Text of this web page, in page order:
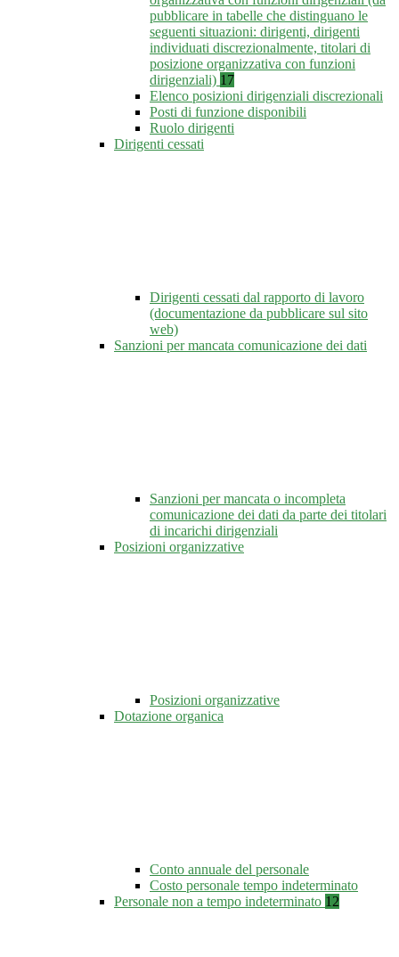
pubblicare in tabelle che distinguano le
seguenti situazioni: dirigenti, dirigenti
individuati discrezionalmente, titolari di
posizione organizzativa con funzioni
dirigenziali) 17
Elenco posizioni dirigenziali discrezionali
Posti di funzione disponibili
Ruolo dirigenti
Dirigenti cessati
Dirigenti cessati dal rapporto di lavoro
(documentazione da pubblicare sul sito
web)
Sanzioni per mancata comunicazione dei dati
Sanzioni per mancata o incompleta
comunicazione dei dati da parte dei titolari
di incarichi dirigenziali
Posizioni organizzative
Posizioni organizzative
Dotazione organica
Conto annuale del personale
Costo personale tempo indeterminato
Personale non a tempo indeterminato 12